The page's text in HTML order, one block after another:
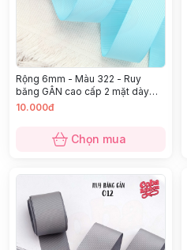
Rộng 6mm - Màu 322 - Ruy
băng GÂN cao cấp 2 mặt dày
dặn
10.000đ
Chọn mua